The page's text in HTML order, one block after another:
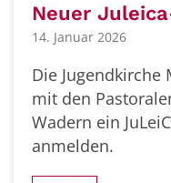
Neuer
14. Januar 2026
Die
mit den
Wadern ein
anmelden.